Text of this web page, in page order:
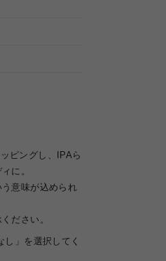
ピングし、IPAら
に。
意味が込められ
ださい。
」を選択してく